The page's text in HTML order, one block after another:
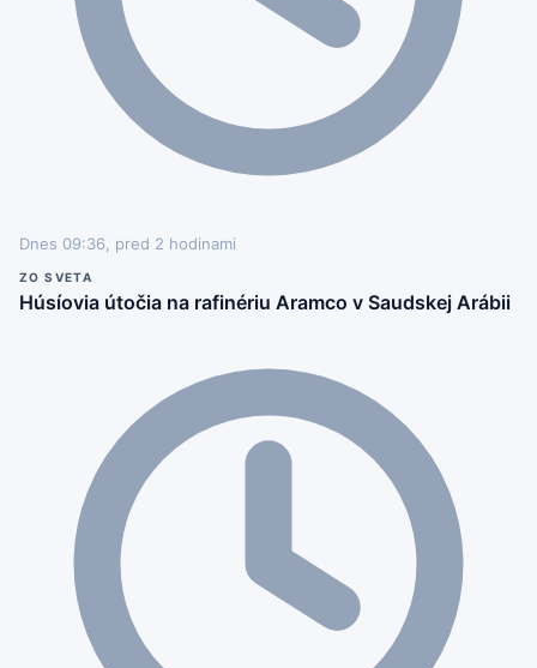
Dnes 09:36, pred 2 hodinami
ZO SVETA
Húsíovia útočia na rafinériu Aramco v Saudskej Arábii